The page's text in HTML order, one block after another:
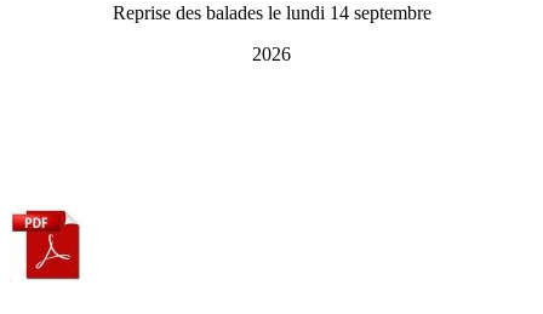
Reprise des balades le lundi 14 septembre
2026